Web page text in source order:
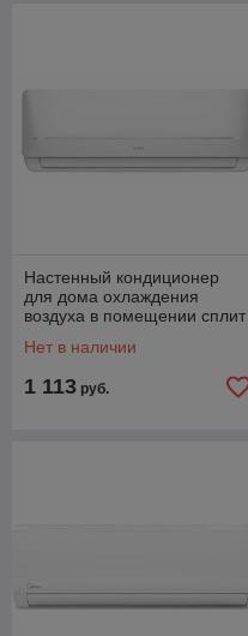
Настенный кондиционер
для дома охлаждения
воздуха в помещении сплит
08HE
Нет в наличии
1 113 руб.